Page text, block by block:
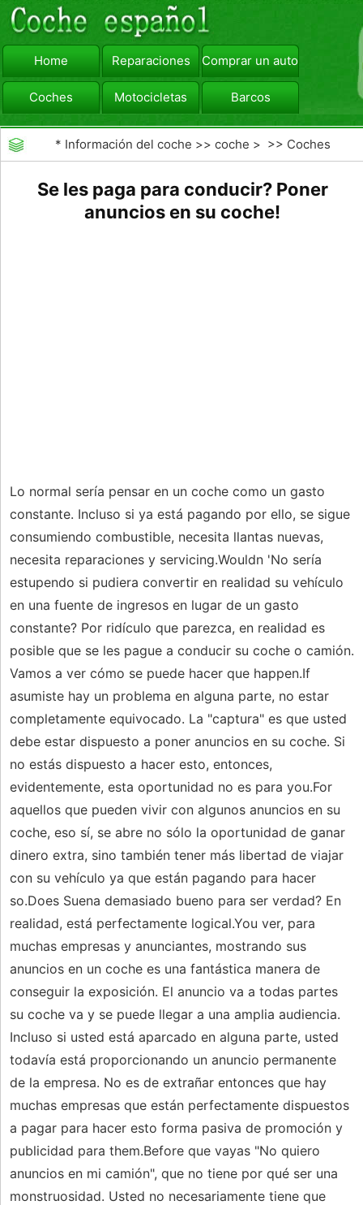
Home Reparaciones Comprar un automóvil
Coches Motocicletas Barcos
viajar Camiones
* Información del coche >>coche > >> Coches
Se les paga para conducir? Poner
anuncios en su coche!
Lo normal sería pensar en un coche como un gasto
constante. Incluso si ya está pagando por ello, se sigue
consumiendo combustible, necesita llantas nuevas,
necesita reparaciones y servicing.Wouldn 'No sería
estupendo si pudiera convertir en realidad su vehículo
en una fuente de ingresos en lugar de un gasto
constante? Por ridículo que parezca, en realidad es
posible que se les pague a conducir su coche o camión.
Vamos a ver cómo se puede hacer que happen.If
asumiste hay un problema en alguna parte, no estar
completamente equivocado. La "captura" es que usted
debe estar dispuesto a poner anuncios en su coche. Si
no estás dispuesto a hacer esto, entonces,
evidentemente, esta oportunidad no es para you.For
aquellos que pueden vivir con algunos anuncios en su
coche, eso sí, se abre no sólo la oportunidad de ganar
dinero extra, sino también tener más libertad de viajar
con su vehículo ya que están pagando para hacer
so.Does Suena demasiado bueno para ser verdad? En
realidad, está perfectamente logical.You ver, para
muchas empresas y anunciantes, mostrando sus
anuncios en un coche es una fantástica manera de
conseguir la exposición. El anuncio va a todas partes
su coche va y se puede llegar a una amplia audiencia.
Incluso si usted está aparcado en alguna parte, usted
todavía está proporcionando un anuncio permanente
de la empresa. No es de extrañar entonces que hay
muchas empresas que están perfectamente dispuestos
a pagar para hacer esto forma pasiva de promoción y
publicidad para them.Before que vayas "No quiero
anuncios en mi camión", que no tiene por qué ser una
monstruosidad. Usted no necesariamente tiene que